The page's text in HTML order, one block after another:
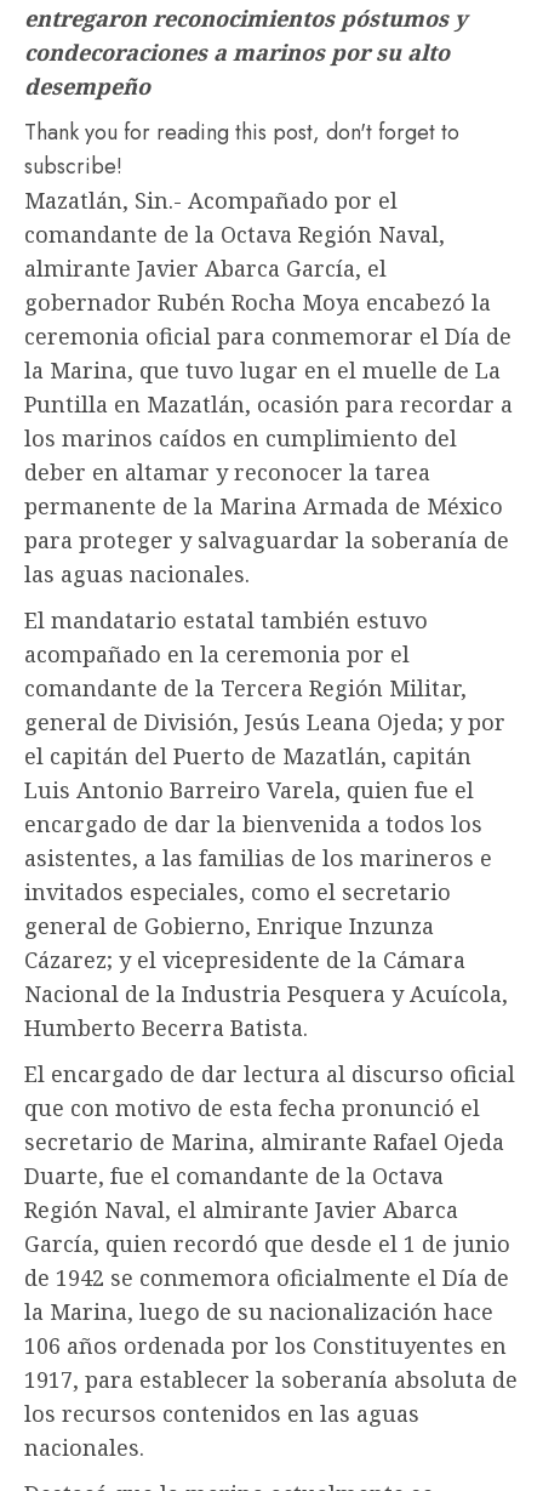
entregaron reconocimientos póstumos y
condecoraciones a marinos por su alto
desempeño
Thank you for reading this post, don't forget to
subscribe!
Mazatlán, Sin.- Acompañado por el
comandante de la Octava Región Naval,
almirante Javier Abarca García, el
gobernador Rubén Rocha Moya encabezó la
ceremonia oficial para conmemorar el Día de
la Marina, que tuvo lugar en el muelle de La
Puntilla en Mazatlán, ocasión para recordar a
los marinos caídos en cumplimiento del
deber en altamar y reconocer la tarea
permanente de la Marina Armada de México
para proteger y salvaguardar la soberanía de
las aguas nacionales.
El mandatario estatal también estuvo
acompañado en la ceremonia por el
comandante de la Tercera Región Militar,
general de División, Jesús Leana Ojeda; y por
el capitán del Puerto de Mazatlán, capitán
Luis Antonio Barreiro Varela, quien fue el
encargado de dar la bienvenida a todos los
asistentes, a las familias de los marineros e
invitados especiales, como el secretario
general de Gobierno, Enrique Inzunza
Cázarez; y el vicepresidente de la Cámara
Nacional de la Industria Pesquera y Acuícola,
Humberto Becerra Batista.
El encargado de dar lectura al discurso oficial
que con motivo de esta fecha pronunció el
secretario de Marina, almirante Rafael Ojeda
Duarte, fue el comandante de la Octava
Región Naval, el almirante Javier Abarca
García, quien recordó que desde el 1 de junio
de 1942 se conmemora oficialmente el Día de
la Marina, luego de su nacionalización hace
106 años ordenada por los Constituyentes en
1917, para establecer la soberanía absoluta de
los recursos contenidos en las aguas
nacionales.